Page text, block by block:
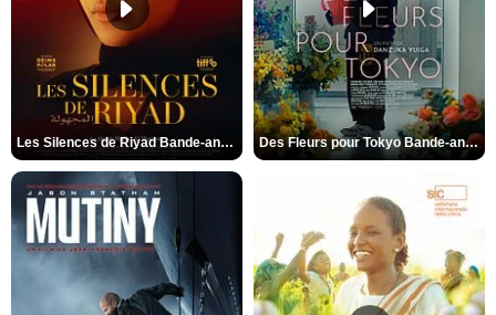
Les Silences de Riyad Bande-annonce VO STFR Des Fleurs pour Tokyo Bande-annonce VO STFR